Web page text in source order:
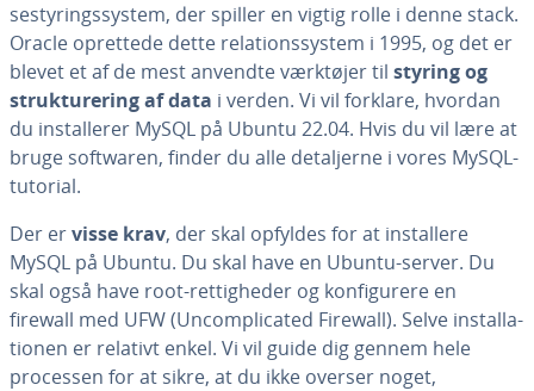
sesty­rings­sy­stem, der spiller en vigtig rolle i denne stack.
Oracle oprettede dette re­la­tions­sy­stem i 1995, og det er
blevet et af de mest anvendte værktøjer til styring og
struk­tu­re­ring af data i verden. Vi vil forklare, hvordan
du in­stal­le­rer MySQL på Ubuntu 22.04. Hvis du vil lære at
bruge softwaren, finder du alle de­tal­jer­ne i vores MySQL-
tutorial.
Der ervisse krav, der skal opfyldes for at in­stal­le­re
MySQL på Ubuntu. Du skal have en Ubuntu-server. Du
skal også have root-ret­tig­he­der og kon­fi­gu­re­re en
firewall med UFW (Un­com­pli­ca­ted Firewall). Selve in­stal­la­
tio­nen er relativt enkel. Vi vil guide dig gennem hele
processen for at sikre, at du ikke overser noget,